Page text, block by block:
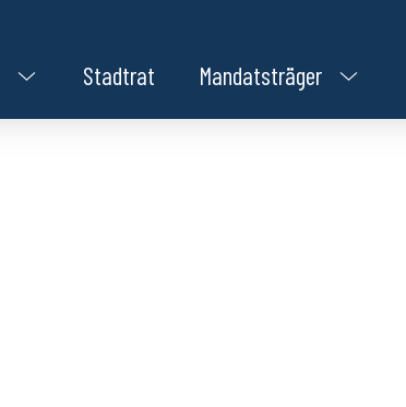
Stadtrat Mandatsträger